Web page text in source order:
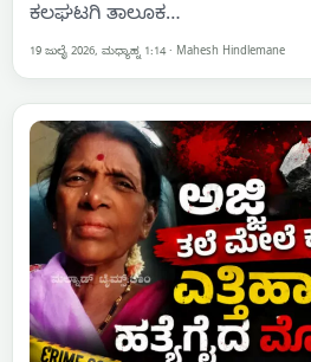
ಕಲಘಟಗಿ ತಾಲೂಕ…
19 ಜುಲೈ 2026, ಮಧ್ಯಾಹ್ನ 1:14· Mahesh Hindlemane